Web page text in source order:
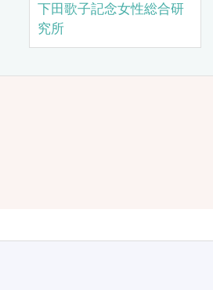
下田歌子記念女性総合研
究所